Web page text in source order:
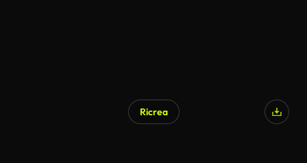
Ricrea